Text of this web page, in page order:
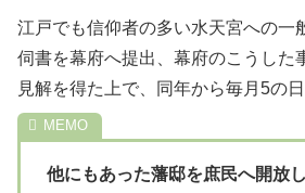
江戸でも信仰者の多い水天宮への一
伺書を幕府へ提出、幕府のこうした
見解を得た上で、同年から毎月5の
他にもあった藩邸を庶民へ開放